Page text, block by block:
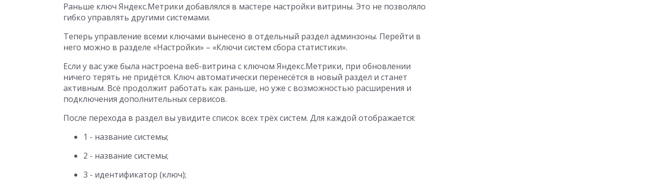
Раньше ключ Яндекс.Метрики добавлялся в мастере настройки витрины. Это не позволяло
гибко управлять другими системами.
Теперь управление всеми ключами вынесено в отдельный раздел админзоны. Перейти в
него можно в разделе «Настройки» – «Ключи систем сбора статистики».
Если у вас уже была настроена веб-витрина с ключом Яндекс.Метрики, при обновлении
ничего терять не придётся. Ключ автоматически перенесётся в новый раздел и станет
активным. Всё продолжит работать как раньше, но уже с возможностью расширения и
подключения дополнительных сервисов.
После перехода в раздел вы увидите список всех трёх систем. Для каждой отображается:
1 - название системы;
2 - название системы;
3 - идентификатор (ключ);